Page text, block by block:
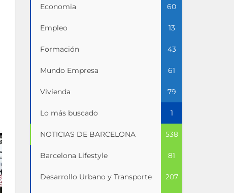
Economia 60
Empleo 13
Formación 43
Mundo Empresa 61
Vivienda 79
Lo más buscado 1
NOTICIAS DE BARCELONA 538
Barcelona Lifestyle 81
Desarrollo Urbano y Transporte 207